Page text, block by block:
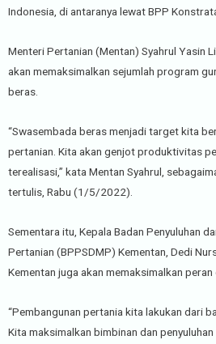
Indonesia, di antaranya lewat BPP
Menteri Pertanian (Mentan) Syahrul Yasin
akan memaksimalkan sejumlah program
beras.
“Swasembada beras menjadi target kita
pertanian. Kita akan genjot produktivitas
terealisasi,” kata Mentan Syahrul,
tertulis, Rabu (1/5/2022).
Sementara itu, Kepala Badan Penyuluhan
Pertanian (BPPSDMP) Kementan, Dedi
Kementan juga akan memaksimalkan
“Pembangunan pertania kita lakukan dari
Kita maksimalkan bimbinan dan